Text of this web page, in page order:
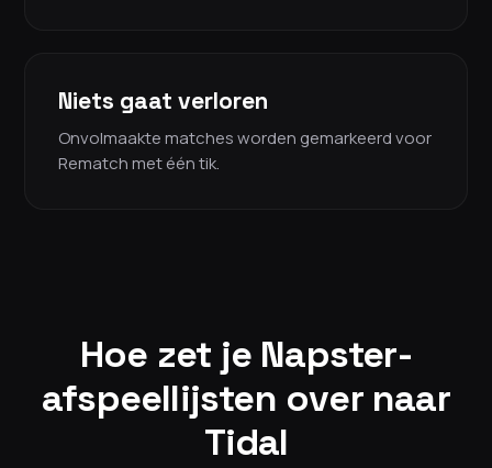
Niets gaat verloren
Onvolmaakte matches worden gemarkeerd voor
Rematch met één tik.
Hoe zet je Napster-
afspeellijsten over naar
Tidal